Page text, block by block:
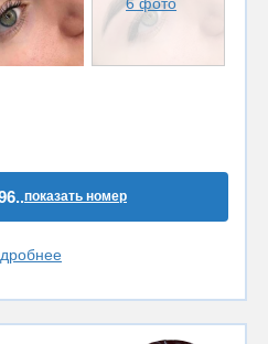
показать номер